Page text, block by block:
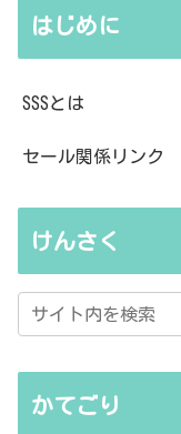
はじめに
SSSとは
セール関係リンク
けんさく
かてごり